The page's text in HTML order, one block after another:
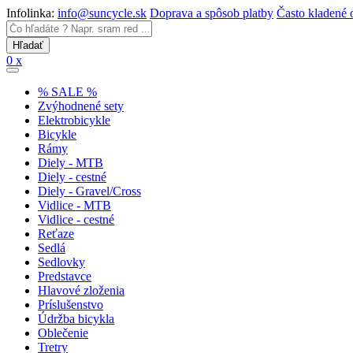
Infolinka: info@suncycle.sk Doprava a spôsob platby Často kladené
0 x
% SALE %
Zvýhodnené sety
Elektrobicykle
Bicykle
Rámy
Diely - MTB
Diely - cestné
Diely - Gravel/Cross
Vidlice - MTB
Vidlice - cestné
Reťaze
Sedlá
Sedlovky
Predstavce
Hlavové zloženia
Príslušenstvo
Údržba bicykla
Oblečenie
Tretry